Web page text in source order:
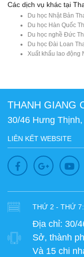
Các dịch vụ khác tại
Du học Nhật Bản
Du học Hàn Quốc
Du học nghề Đức
Du học Đài Loan
Xuất khẩu lao động
THANH GIANG
30/46 Hưng
LIÊN KẾT WEBSITE
THỨ 2 - THỨ
Địa chỉ: 30/
Sở, thành
Và 15 chi